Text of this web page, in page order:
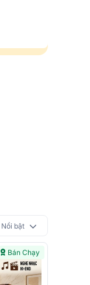
Nổi bật
Bán Chạy